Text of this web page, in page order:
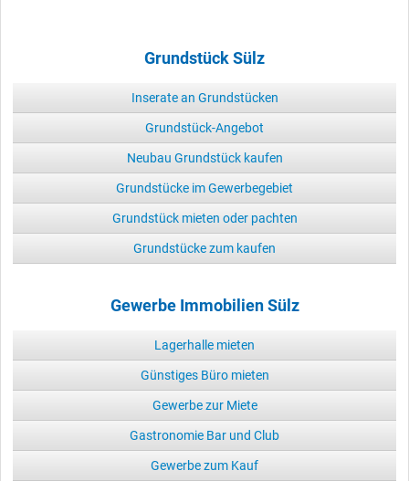
Grundstück Sülz
Inserate an Grundstücken
Grundstück-Angebot
Neubau Grundstück kaufen
Grundstücke im Gewerbegebiet
Grundstück mieten oder pachten
Grundstücke zum kaufen
Gewerbe Immobilien Sülz
Lagerhalle mieten
Günstiges Büro mieten
Gewerbe zur Miete
Gastronomie Bar und Club
Gewerbe zum Kauf